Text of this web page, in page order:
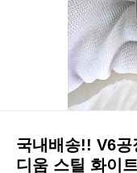
국내배송!! V6공
디움 스틸 화이